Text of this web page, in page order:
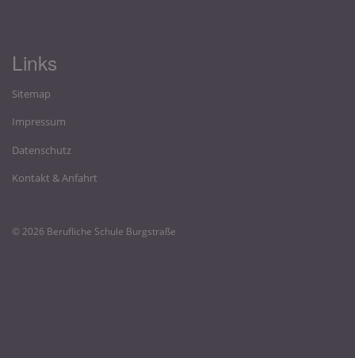
Links
Sitemap
Impressum
Datenschutz
Kontakt & Anfahrt
© 2026 Berufliche Schule Burgstraße